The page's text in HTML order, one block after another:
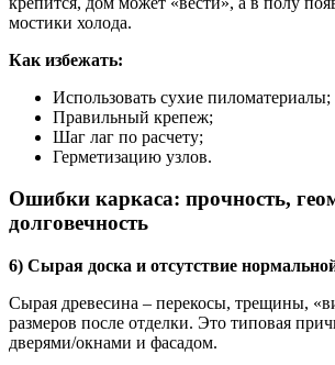
мостики холода.
Как избежать:
Использовать сухие пиломатериалы;
Правильный крепеж;
Шаг лаг по расчету;
Герметизацию узлов.
Ошибки каркаса: прочность,
долговечность
6) Сырая доска и отсутствие
Сырая древесина – перекосы, трещины,
размеров после отделки. Это типовая
дверями/окнами и фасадом.